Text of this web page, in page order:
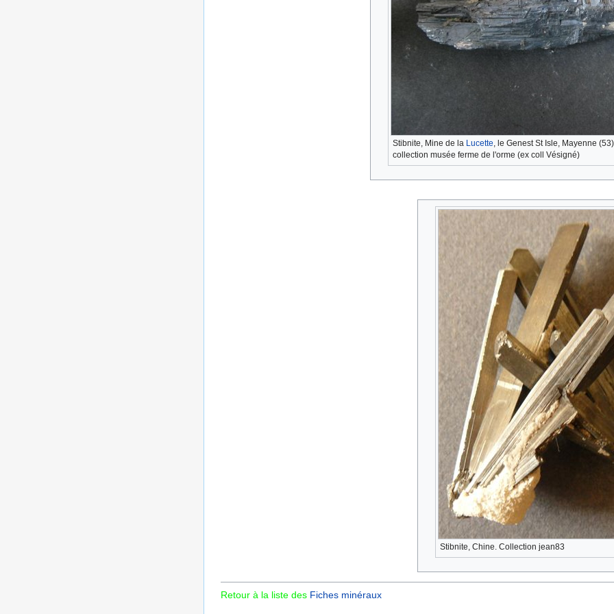
Stibnite, Mine de la Lucette, le Genest St Isle, Mayenne
collection musée ferme de l'orme (ex coll Vésigné)
Stibnite, Chine. Collection jean83
Retour à la liste des Fiches minéraux